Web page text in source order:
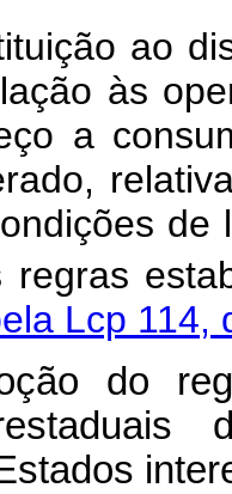
ao
às
a
regras
Lcp 114,
do